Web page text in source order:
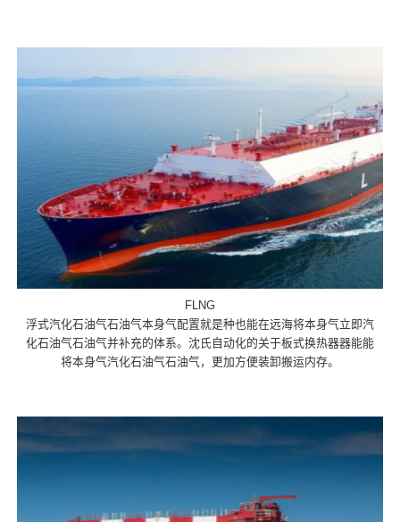
FLNG
浮式汽化石油气石油气本身气配置就是种也能在远海将本身气立即汽
化石油气石油气并补充的体系。沈氏自动化的关于板式换热器器能能
将本身气汽化石油气石油气，更加方便装卸搬运内存。